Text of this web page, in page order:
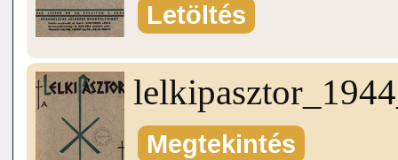
Letöltés
Megtekintés